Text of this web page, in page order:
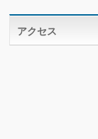
アクセス